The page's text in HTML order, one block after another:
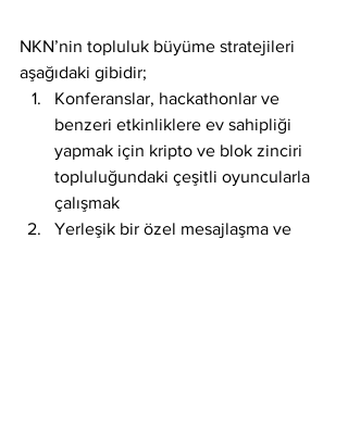
NKN’nin topluluk büyüme stratejileri
aşağıdaki gibidir;
Konferanslar, hackathonlar ve
benzeri etkinliklere ev sahipliği
yapmak için kripto ve blok zinciri
topluluğundaki çeşitli oyuncularla
çalışmak
Yerleşik bir özel mesajlaşma ve